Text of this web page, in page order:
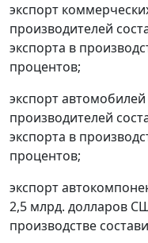
экспорт
производителей
экспорта в
процентов;
экспорт
производителей
экспорта в
процентов;
экспорт
2,5 млрд. долларов
производстве